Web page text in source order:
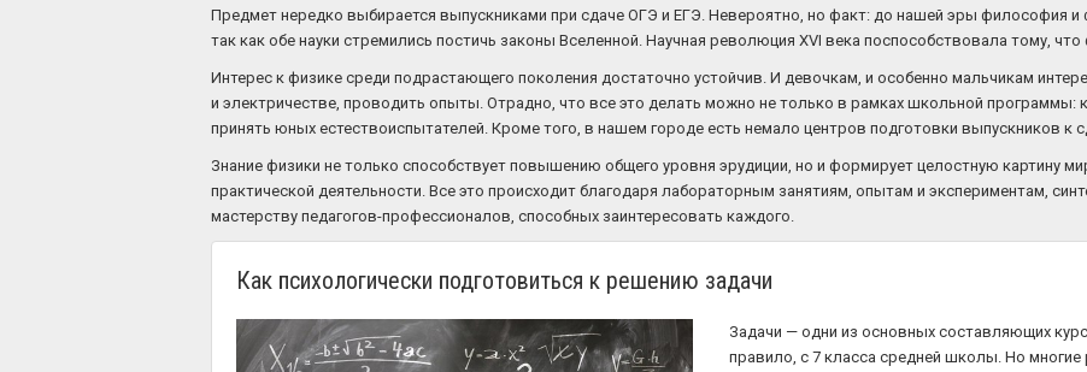
Предмет нередко выбирается выпускниками при сдаче ОГЭ и ЕГЭ. Невероятно, но факт: до нашей эры философия
так как обе науки стремились постичь законы Вселенной. Научная революция XVI века поспособствовала тому,
Интерес к физике среди подрастающего поколения достаточно устойчив. И девочкам, и особенно мальчикам
и электричестве, проводить опыты. Отрадно, что все это делать можно не только в рамках школьной программы:
принять юных естествоиспытателей. Кроме того, в нашем городе есть немало центров подготовки выпускников к
Знание физики не только способствует повышению общего уровня эрудиции, но и формирует целостную картину
практической деятельности. Все это происходит благодаря лабораторным занятиям, опытам и экспериментам,
мастерству педагогов-профессионалов, способных заинтересовать каждого.
Как психологически подготовиться к решению задачи
Задачи — одни из основных составляющих
правило, с 7 класса средней школы. Но многие